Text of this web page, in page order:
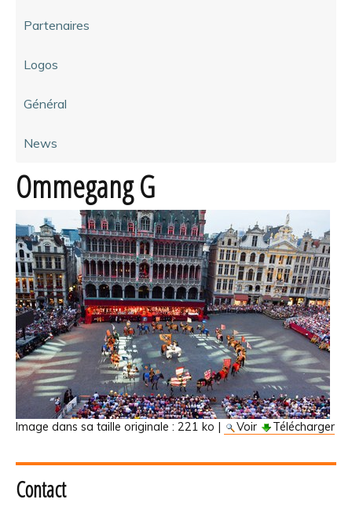
Partenaires
Logos
Général
News
Ommegang G
Image dans sa taille originale : 221 ko | Voir Télécharger
Contact